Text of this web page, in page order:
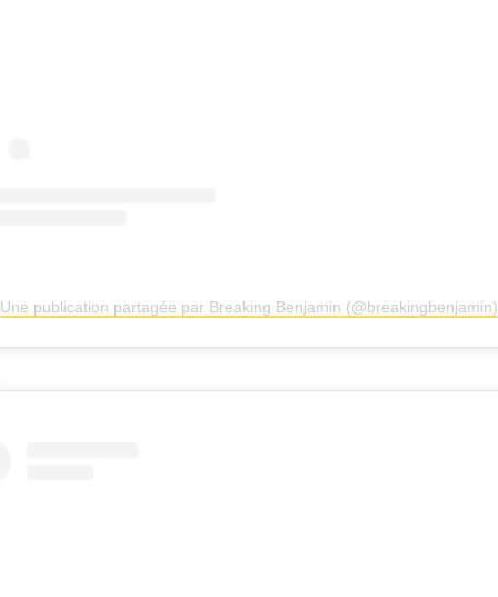
Une publication partagée par Breaking Benjamin (@breakingbenjamin)